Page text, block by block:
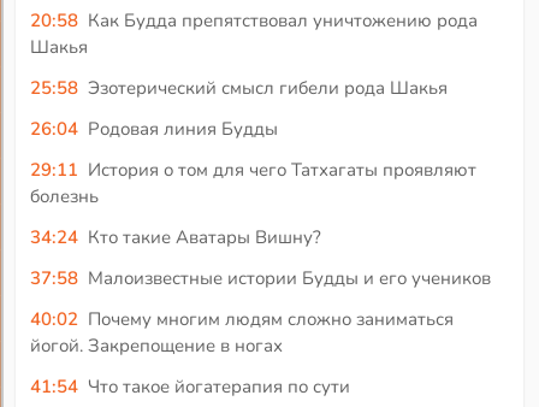
20:58 Как Будда препятствовал уничтожению рода
Шакья
25:58 Эзотерический смысл гибели рода Шакья
26:04 Родовая линия Будды
29:11 История о том для чего Татхагаты проявляют
болезнь
34:24 Кто такие Аватары Вишну?
37:58 Малоизвестные истории Будды и его учеников
40:02 Почему многим людям сложно заниматься
йогой. Закрепощение в ногах
41:54 Что такое йогатерапия по сути